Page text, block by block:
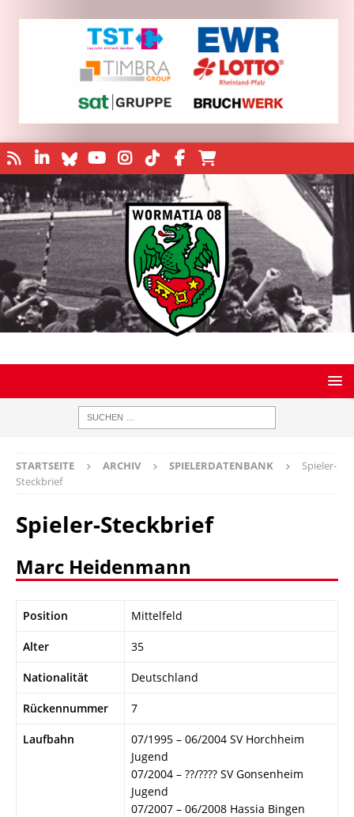
STARTSEITE ARCHIV SPIELERDATENBANK
Spieler-
Steckbrief
Spieler-Steckbrief
Marc Heidenmann
Position Mittelfeld
Alter 35
Nationalität Deutschland
Rückennummer 7
Laufbahn
07/1995 – 06/2004 SV Horchheim
Jugend
07/2004 – ??/???? SV Gonsenheim
Jugend
07/2007 – 06/2008 Hassia Bingen